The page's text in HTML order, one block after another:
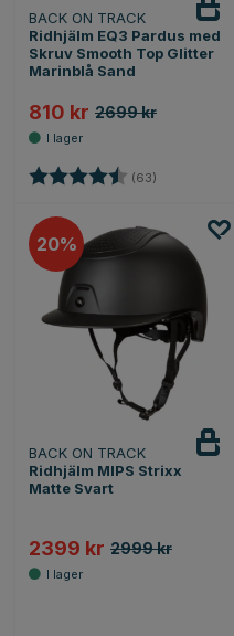
BACK ON TRACK
Ridhjälm EQ3 Pardus med
Skruv Smooth Top Glitter
Marinblå Sand
810 kr 2699 kr
Betyg: (63) 4.6 utav 5
20
BACK ON TRACK
Ridhjälm MIPS Strixx
Matte Svart
2399 kr 2999 kr